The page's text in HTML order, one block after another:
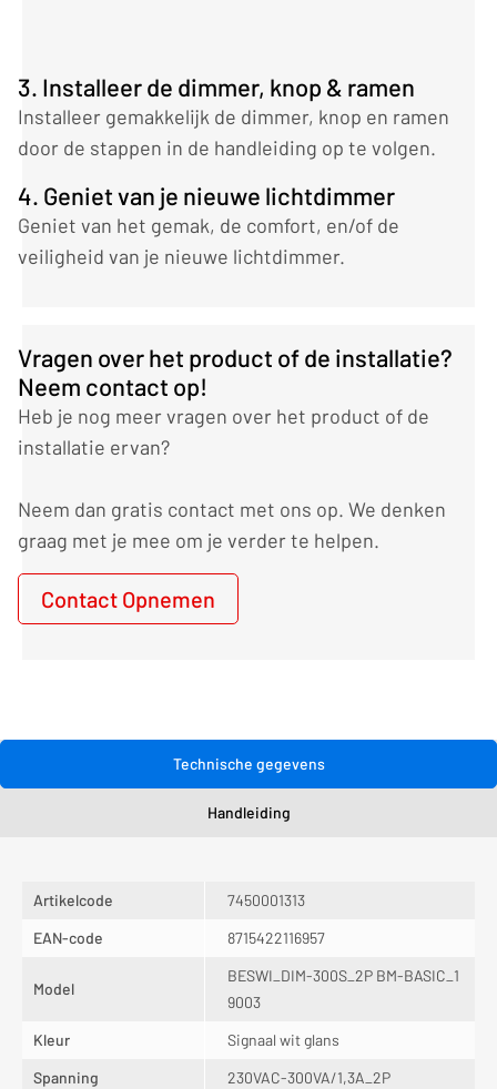
3. Installeer de dimmer, knop & ramen
Installeer gemakkelijk de dimmer, knop en ramen
door de stappen in de handleiding op te volgen.
4. Geniet van je nieuwe lichtdimmer
Geniet van het gemak, de comfort, en/of de
veiligheid van je nieuwe lichtdimmer.
Vragen over het product of de installatie?
Neem contact op!
Heb je nog meer vragen over het product of de
installatie ervan?
Neem dan gratis contact met ons op. We denken
graag met je mee om je verder te helpen.
Contact Opnemen
Technische gegevens
Handleiding
Artikelcode
7450001313
EAN-code
8715422116957
Model
BESWI_DIM-300S_2P BM-BASIC_1
9003
Kleur
Signaal wit glans
Spanning
230VAC-300VA/1,3A_2P